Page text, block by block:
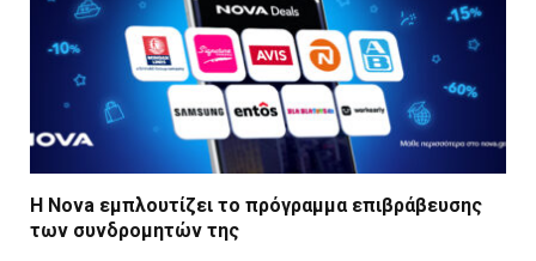
Η Nova εμπλουτίζει το πρόγραμμα επιβράβευσης
των συνδρομητών της